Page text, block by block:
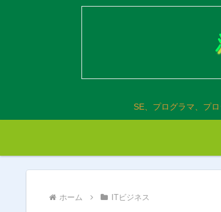
SE、プログラマ、プ
ホーム ITビジネス